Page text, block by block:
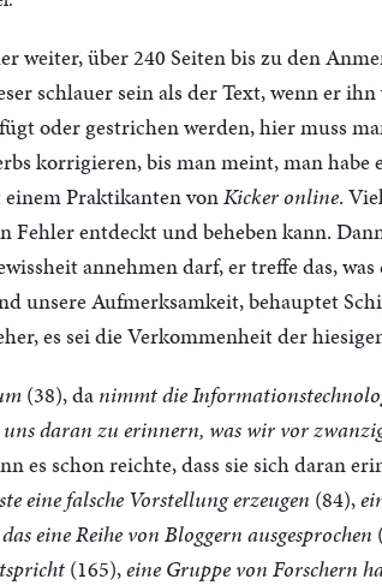
weiter, über 240 Seiten bis zu den
schlauer sein als der Text, wenn er
oder gestrichen werden, hier muss
korrigieren, bis man meint, man
Praktikanten vonKicker online.
Fehler entdeckt und beheben kann.
annehmen darf, er treffe das,
unsere Aufmerksamkeit, behauptet
es sei die Verkommenheit der
(38), da nimmt die
uns daran zu erinnern, was wir vor
es schon reichte, dass sie sich daran
eine falsche Vorstellung erzeugen (84),
eine Reihe von Bloggern ausgesprochen
(165),eine Gruppe von Forschern